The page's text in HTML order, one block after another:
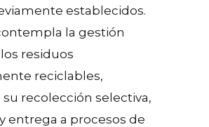
establecidos.
la gestión
residuos
reciclables,
recolección selectiva,
entrega a procesos de